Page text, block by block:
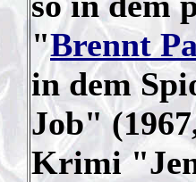
"Brennt
in dem
Job"
Krimi